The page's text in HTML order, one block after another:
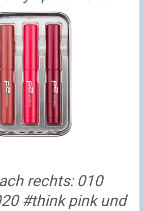
rechts: 010
#think pink und